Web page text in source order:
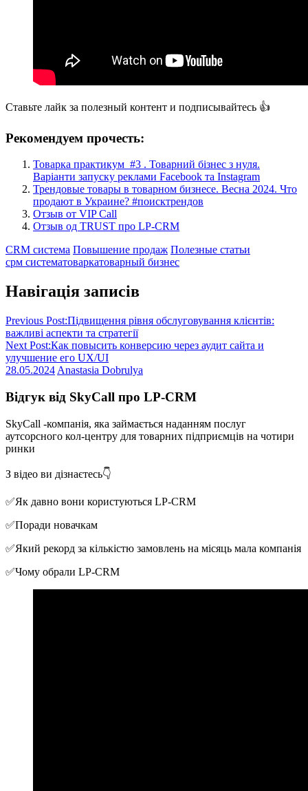
Ставьте лайк за полезный контент и подписывайтесь 👍
Рекомендуем прочесть:
Товарка практикум #3 . Товарний бізнес з нуля.
Варіанти запуску реклами Facebook та Instagram
Трендовые товары в товарном бизнесе. Весна 2024. Что
продают в Украине? #поисктрендов
Отзыв от VIP Call
Отзыв од TRUST про LP-CRM
CRM система Повышение продаж Полезные статьи
срм систематоваркатоварный бизнес
Навігація записів
Previous Post:Підвищення рівня обслуговування клієнтів:
важливі аспекти та стратегії
Next Post:Как повысить конверсию через аудит сайта и
улучшение его UX/UI
28.05.2024 Anastasia Dobrulya
Відгук від SkyCall про LP-CRM
SkyCall -компанія, яка займається наданням послуг
аутсорсного кол-центру для товарних підприємців на чотири
ринки
З відео ви дізнаєтесь👇
✅Як давно вони користуються LP-CRM
✅Поради новачкам
✅Який рекорд за кількістю замовлень на місяць мала компанія
✅Чому обрали LP-CRM